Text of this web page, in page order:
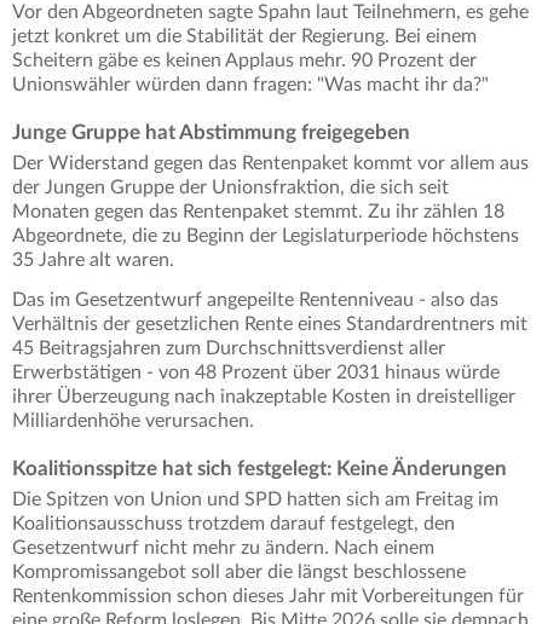
Vor den Abgeordneten sagte Spahn laut Teilnehmern, es gehe
jetzt konkret um die Stabilität der Regierung. Bei einem
Scheitern gäbe es keinen Applaus mehr. 90 Prozent der
Unionswähler würden dann fragen: "Was macht ihr da?"
Junge Gruppe hat Abstimmung freigegeben
Der Widerstand gegen das Rentenpaket kommt vor allem aus
der Jungen Gruppe der Unionsfraktion, die sich seit
Monaten gegen das Rentenpaket stemmt. Zu ihr zählen 18
Abgeordnete, die zu Beginn der Legislaturperiode höchstens
35 Jahre alt waren.
Das im Gesetzentwurf angepeilte Rentenniveau - also das
Verhältnis der gesetzlichen Rente eines Standardrentners mit
45 Beitragsjahren zum Durchschnittsverdienst aller
Erwerbstätigen - von 48 Prozent über 2031 hinaus würde
ihrer Überzeugung nach inakzeptable Kosten in dreistelliger
Milliardenhöhe verursachen.
Koalitionsspitze hat sich festgelegt: Keine Änderungen
Die Spitzen von Union und SPD hatten sich am Freitag im
Koalitionsausschuss trotzdem darauf festgelegt, den
Gesetzentwurf nicht mehr zu ändern. Nach einem
Kompromissangebot soll aber die längst beschlossene
Rentenkommission schon dieses Jahr mit Vorbereitungen für